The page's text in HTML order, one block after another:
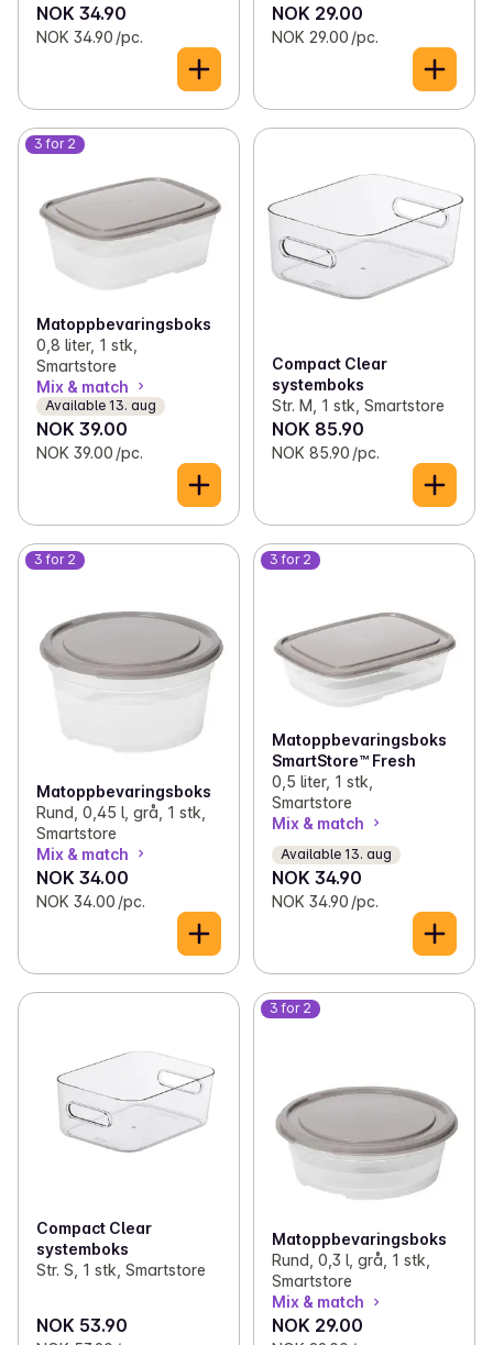
NOK 34.90
NOK 34.90 /pc.
NOK 29.00
NOK 29.00 /pc.
3 for 2
Matoppbevaringsboks
0,8 liter, 1 stk,
Smartstore
Mix & match
Available 13. aug
NOK 39.00
NOK 39.00 /pc.
Compact Clear
systemboks
Str. M, 1 stk, Smartstore
NOK 85.90
NOK 85.90 /pc.
3 for 2
Matoppbevaringsboks
Rund, 0,45 l, grå, 1 stk,
Smartstore
Mix & match
NOK 34.00
NOK 34.00 /pc.
3 for 2
Matoppbevaringsboks
SmartStore™ Fresh
0,5 liter, 1 stk,
Smartstore
Mix & match
Available 13. aug
NOK 34.90
NOK 34.90 /pc.
Compact Clear
systemboks
Str. S, 1 stk, Smartstore
NOK 53.90
3 for 2
Matoppbevaringsboks
Rund, 0,3 l, grå, 1 stk,
Smartstore
Mix & match
NOK 29.00